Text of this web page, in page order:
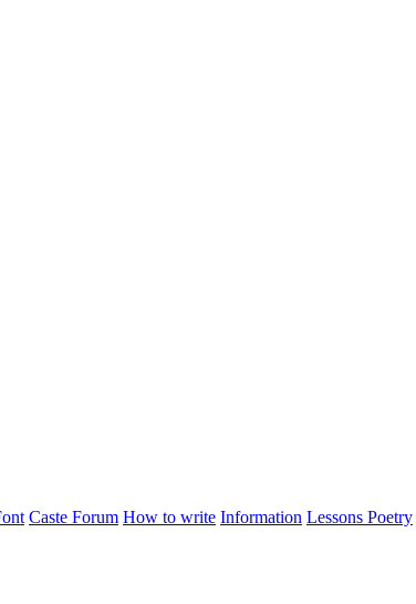
Caste Forum How to write Information Lessons Poetry